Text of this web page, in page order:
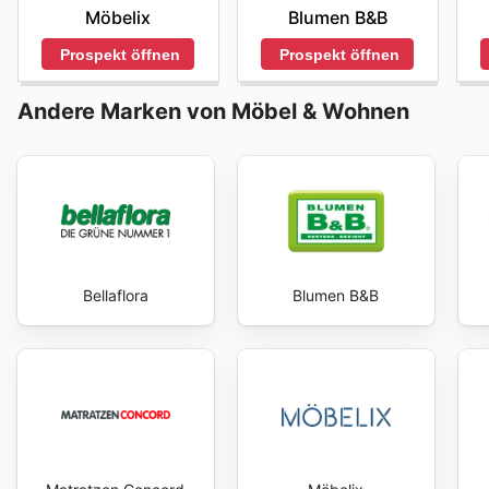
Kundenzufriedenheit zu gewährleisten.
Besuchen Sie die Website von Thomas Philipps
Bedürfnisse zugeschnitten sind.
Möbelix
Prospekt öffnen
Blumen B&B
Prospekt öffnen
Andere Marken von Möbel & Wohnen
Bellaflora Blumen B&B